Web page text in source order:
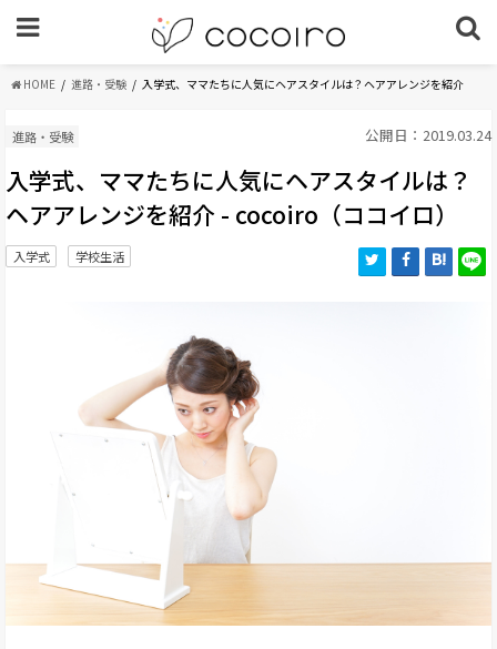
HOME 進路・受験 入学式、ママたちに人気にヘアスタイルは？ヘアアレンジを紹介
進路・受験 公開日：2019.03.24
入学式、ママたちに人気にヘアスタイルは？
ヘアアレンジを紹介 - cocoiro（ココイロ）
入学式 学校生活